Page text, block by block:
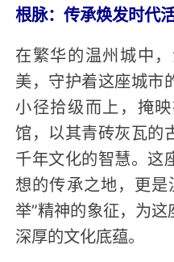
根脉：传承焕发时代
在繁华的温州城中
美，守护着这座城市
小径拾级而上，掩
馆，以其青砖灰瓦的
千年文化的智慧。这
想的传承之地，更
举”精神的象征，为
深厚的文化底蕴。